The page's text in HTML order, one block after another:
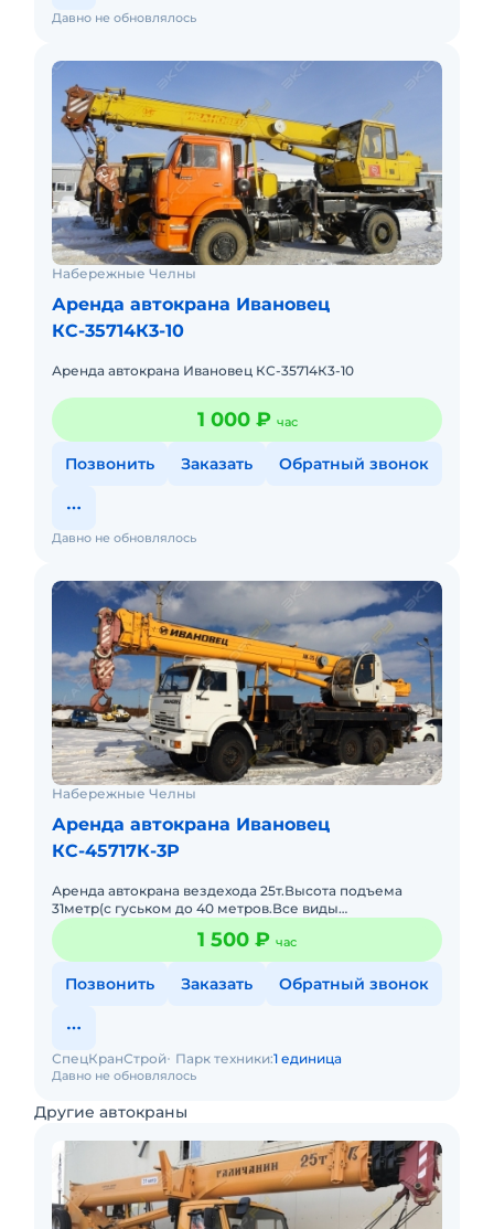
Давно не обновлялось
Набережные Челны
Аренда автокрана Ивановец
КС-35714К3-10
Аренда автокрана Ивановец КС-35714К3-10
1 000 ₽ час
Позвонить Заказать Обратный звонок
Давно не обновлялось
Набережные Челны
Аренда автокрана Ивановец
КС-45717К-3Р
Аренда автокрана вездехода 25т.Высота подъема
31метр(с гуськом до 40 метров.Все виды
грузоподъемных работ.Полный пакет документов
Ростехнадзора.Наличный,безнали
1 500 ₽ час
Позвонить Заказать Обратный звонок
Давно не обновлялось
СпецКранСтрой Парк техники:1 единица
Другие автокраны